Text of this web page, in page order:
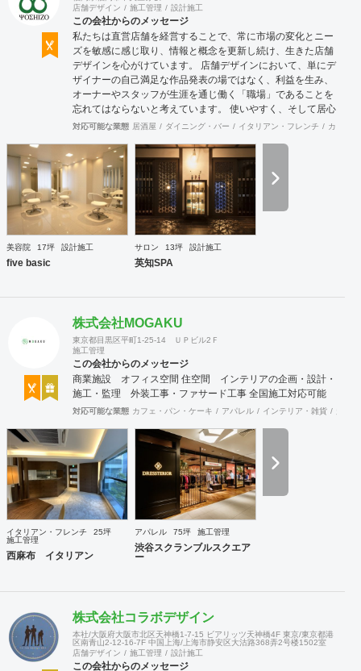
店舗デザイン
施工管理 設計施工
この会社からのメッセージ
私たちは直営店舗を経営することで、常に市場の変化とニー
ズを敏感に感じ取り、情報と概念を更新し続け、生きた店舗
デザインを心がけています。 店舗デザインにおいて、単にデ
ザイナーの自己満足な作品発表の場ではなく、利益を生み、
オーナーやスタッフが生涯を通じ働く「職場」であることを
忘れてはならないと考えています。 使いやすく、そして居心
地がよく、時代の流れに左右されない強さを持った店舗デザ
業と開業コンサルティング事業をそなえており、テナント・
出店地選びや資金調達から実践に基づいたサポートが可能で
す。 まずはお気軽に、ご相談ください。
対応可能な業態 居酒屋 ダイニング・バー イタリアン・フレンチ カフェ
美容院 17坪 設計施工
five basic
サロン 13坪 設計施工
英知SPA
株式会社MOGAKU
東京都目黒区平町1-25-14 ＵＰビル2Ｆ
施工管理
この会社からのメッセージ
商業施設 オフィス空間 住空間 インテリアの企画・設計・
施工・監理 外装工事・ファサード工事 全国施工対応可能
対応可能な業態 カフェ・パン・ケーキ アパレル インテリア・雑貨
イタリアン・フレンチ
25坪
施工管理
西麻布 イタリアン
アパレル 75坪 施工管理
渋谷スクランブルスクエア
ー
株式会社コラボデザイン
本社/大阪府大阪市北区天神橋1-7-15 ビアリッツ天神橋4F 東京/東京都港
区南青山2-12-16-7F 中国上海/上海市静安区大沽路368弄2号楼1502室
店舗デザイン
施工管理 設計施工
この会社からのメッセージ